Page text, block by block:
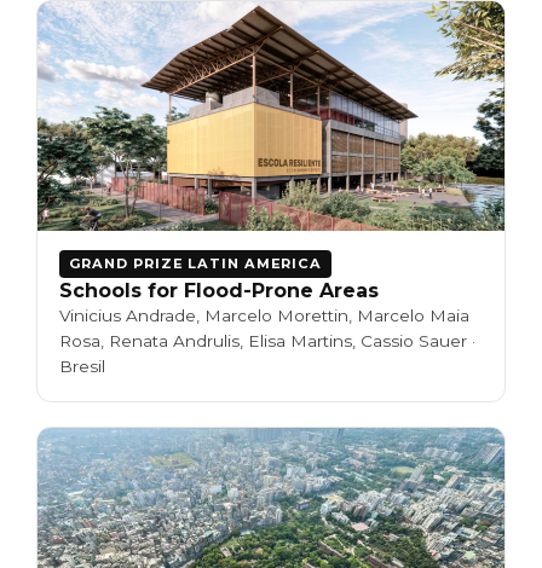
GRAND PRIZE LATIN AMERICA
Schools for Flood-Prone Areas
Vinicius Andrade, Marcelo Morettin, Marcelo Maia
Rosa, Renata Andrulis, Elisa Martins, Cassio Sauer ·
Bresil